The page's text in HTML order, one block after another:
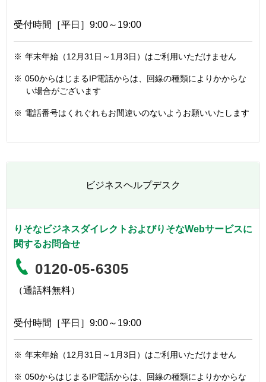
受付時間［平日］9:00～19:00
※ 年末年始（12月31日～1月3日）はご利用いただけません
※ 050からはじまるIP電話からは、回線の種類によりかからな
い場合がございます
※ 電話番号はくれぐれもお間違いのないようお願いいたします
ビジネスヘルプデスク
りそなビジネスダイレクトおよびりそなWebサービスに
関するお問合せ
0120-05-6305
（通話料無料）
受付時間［平日］9:00～19:00
※ 年末年始（12月31日～1月3日）はご利用いただけません
※ 050からはじまるIP電話からは、回線の種類によりかからな